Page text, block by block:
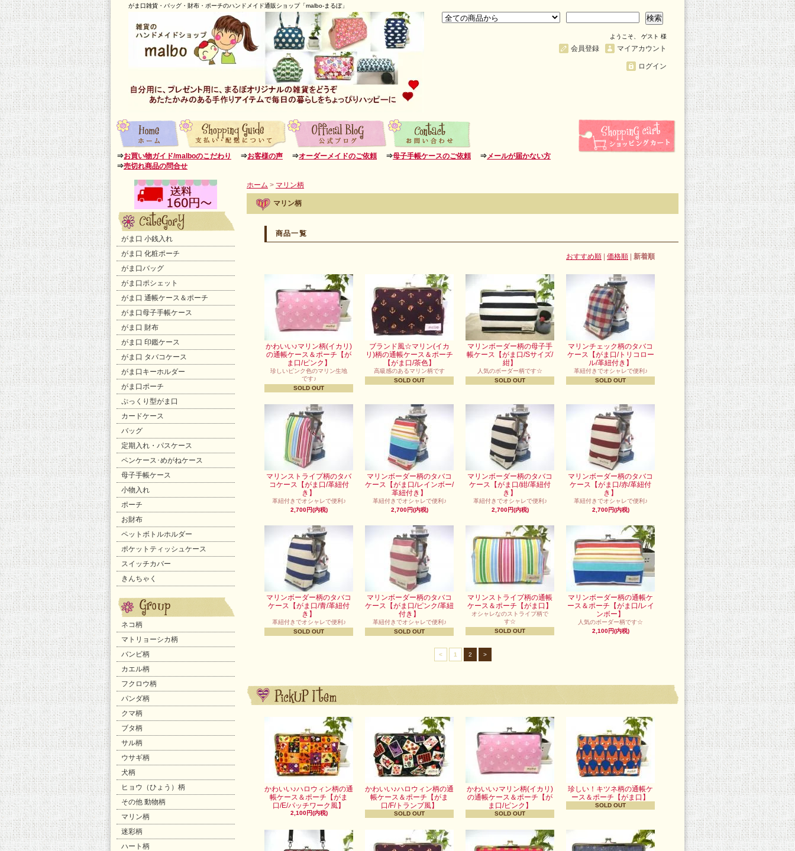
がま口雑貨・バッグ・財布・ポーチのハンドメイド通販ショップ「malbo-まるぼ」
検索
ようこそ、 ゲスト 様
マイアカウント
会員登録
ログイン
⇒お買い物ガイド/malboのこだわり ⇒お客様の声 ⇒オーダーメイドのご依頼 ⇒母子手帳ケースのご依頼 ⇒メールが届かない方
⇒売切れ商品の問合せ
がま口 小銭入れ
がま口 化粧ポーチ
がま口バッグ
がま口ポシェット
がま口 通帳ケース＆ポーチ
がま口母子手帳ケース
がま口 財布
がま口 印鑑ケース
がま口 タバコケース
がま口キーホルダー
がま口ポーチ
ぷっくり型がま口
カードケース
バッグ
定期入れ・パスケース
ペンケース･めがねケース
母子手帳ケース
小物入れ
ポーチ
お財布
ペットボトルホルダー
ポケットティッシュケース
スイッチカバー
きんちゃく
ネコ柄
マトリョーシカ柄
バンビ柄
カエル柄
フクロウ柄
パンダ柄
クマ柄
ブタ柄
サル柄
ウサギ柄
犬柄
ヒョウ（ひょう）柄
その他 動物柄
マリン柄
迷彩柄
ハート柄
ホーム > マリン柄
マリン柄
商品一覧
おすすめ順 価格順 新着順
かわいい♪マリン柄(イカリ)
の通帳ケース＆ポーチ【が
ま口/ピンク】
珍しいピンク色のマリン生地
です♪
SOLD OUT
ブランド風☆マリン(イカ
リ)柄の通帳ケース＆ポーチ
【がま口/茶色】
高級感のあるマリン柄です
SOLD OUT
マリンボーダー柄の母子手
帳ケース【がま口/Sサイズ/
紺】
人気のボーダー柄です☆
SOLD OUT
マリンチェック柄のタバコ
ケース【がま口/トリコロー
ル/革紐付き】
革紐付きでオシャレで便利♪
SOLD OUT
マリンストライプ柄のタバ
コケース【がま口/革紐付
き】
革紐付きでオシャレで便利♪
2,700円(内税)
マリンボーダー柄のタバコ
ケース【がま口/レインボー/
革紐付き】
革紐付きでオシャレで便利♪
2,700円(内税)
マリンボーダー柄のタバコ
ケース【がま口/紺/革紐付
き】
革紐付きでオシャレで便利♪
2,700円(内税)
マリンボーダー柄のタバコ
ケース【がま口/赤/革紐付
き】
革紐付きでオシャレで便利♪
2,700円(内税)
マリンボーダー柄のタバコ
ケース【がま口/青/革紐付
き】
革紐付きでオシャレで便利♪
SOLD OUT
マリンボーダー柄のタバコ
ケース【がま口/ピンク/革紐
付き】
革紐付きでオシャレで便利♪
SOLD OUT
マリンストライプ柄の通帳
ケース＆ポーチ【がま口】
オシャレなのストライプ柄で
す☆
SOLD OUT
マリンボーダー柄の通帳ケ
ース＆ポーチ【がま口/レイ
ンボー】
人気のボーダー柄です☆
2,100円(内税)
< 1 2 >
かわいい♪ハロウィン柄の通
帳ケース＆ポーチ【がま
口/E/パッチワーク風】
2,100円(内税)
かわいい♪ハロウィン柄の通
帳ケース＆ポーチ【がま
口/F/トランプ風】
SOLD OUT
かわいい♪マリン柄(イカリ)
の通帳ケース＆ポーチ【が
ま口/ピンク】
SOLD OUT
珍しい！キツネ柄の通帳ケ
ース＆ポーチ【がま口】
SOLD OUT